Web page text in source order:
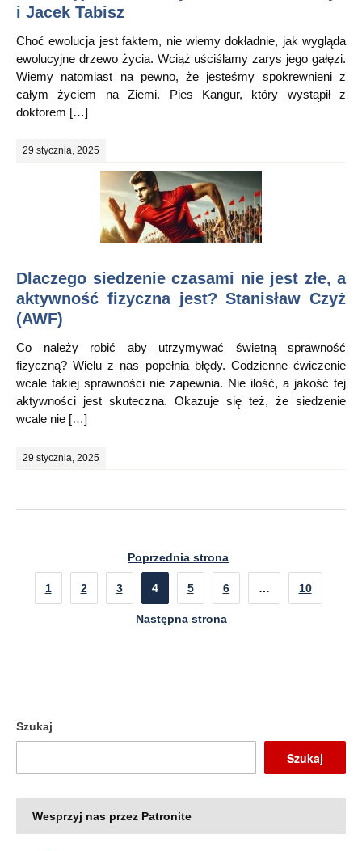
i Jacek Tabisz
Choć ewolucja jest faktem, nie wiemy dokładnie, jak wygląda
ewolucyjne drzewo życia. Wciąż uściślamy zarys jego gałęzi.
Wiemy natomiast na pewno, że jesteśmy spokrewnieni z
całym życiem na Ziemi. Pies Kangur, który wystąpił z
doktorem […]
29 stycznia, 2025
Dlaczego siedzenie czasami nie jest złe, a
aktywność fizyczna jest? Stanisław Czyż
(AWF)
Co należy robić aby utrzymywać świetną sprawność
fizyczną? Wielu z nas popełnia błędy. Codzienne ćwiczenie
wcale takiej sprawności nie zapewnia. Nie ilość, a jakość tej
aktywności jest skuteczna. Okazuje się też, że siedzenie
wcale nie […]
29 stycznia, 2025
Poprzednia strona
1 2 3 4 5 6 … 10
Następna strona
Szukaj
Szukaj
Wesprzyj nas przez Patronite